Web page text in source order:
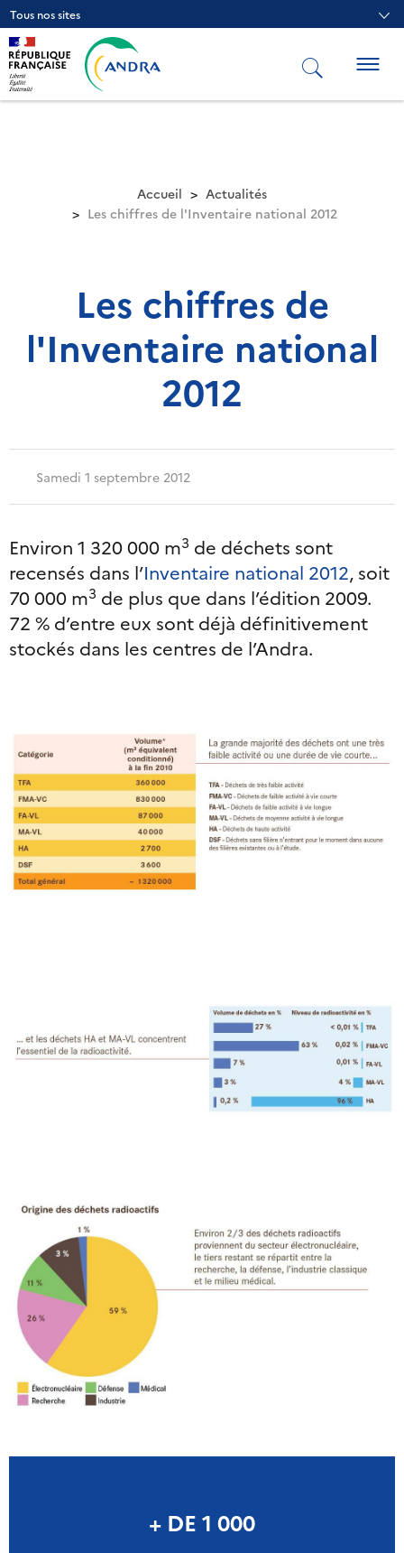
Aller
au
contenu
principal
Tous nos sites
Accueil
Actualités
Les chiffres de l'Inventaire national 2012
Les chiffres de
l'Inventaire national
2012
Samedi 1 septembre 2012
Environ 1 320 000 m3 de déchets sont
recensés dans l’Inventaire national 2012, soit
70 000 m3 de plus que dans l’édition 2009.
72 % d’entre eux sont déjà définitivement
stockés dans les centres de l’Andra.
+ DE 1 000